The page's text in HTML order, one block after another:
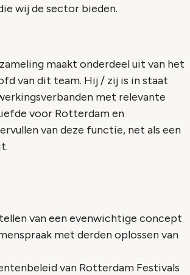
wij de sector bieden.
maakt onderdeel uit van het
van dit team. Hij / zij is in staat
met relevante
voor Rotterdam en
van deze functie, net als een
van een evenwichtige concept
met derden oplossen van
van Rotterdam Festivals